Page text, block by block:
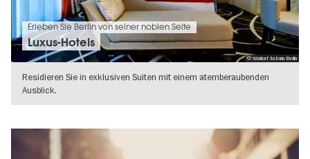
© Waldorf Astoria Berlin
Erleben Sie Berlin von seiner noblen Seite
Luxus-Hotels
Residieren Sie in exklusiven Suiten mit einem atemberaubenden
Ausblick.